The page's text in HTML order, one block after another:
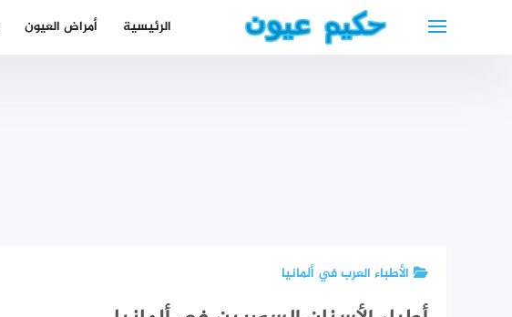
الرئيسية أمراض العيون
الأطباء العرب في ألمانيا